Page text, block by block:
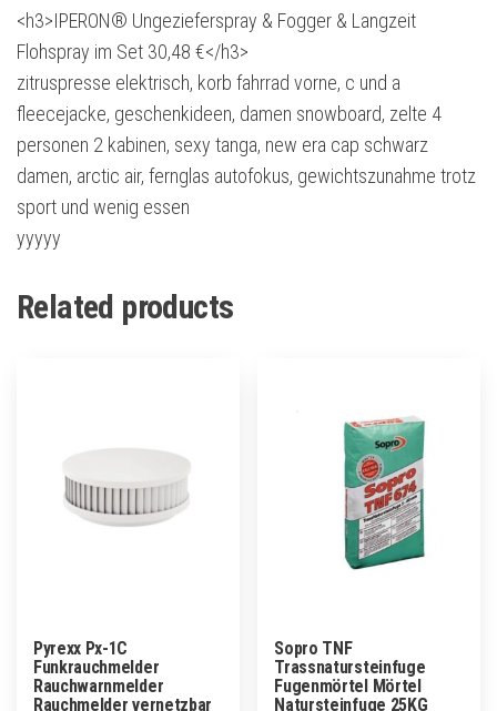
<h3>IPERON® Ungezieferspray & Fogger & Langzeit
Flohspray im Set 30,48 €</h3>
zitruspresse elektrisch, korb fahrrad vorne, c und a
fleecejacke, geschenkideen, damen snowboard, zelte 4
personen 2 kabinen, sexy tanga, new era cap schwarz
damen, arctic air, fernglas autofokus, gewichtszunahme trotz
sport und wenig essen
yyyyy
Related products
Pyrexx Px-1C
Funkrauchmelder
Rauchwarnmelder
Rauchmelder vernetzbar
Sopro TNF
Trassnatursteinfuge
Fugenmörtel Mörtel
Natursteinfuge 25KG